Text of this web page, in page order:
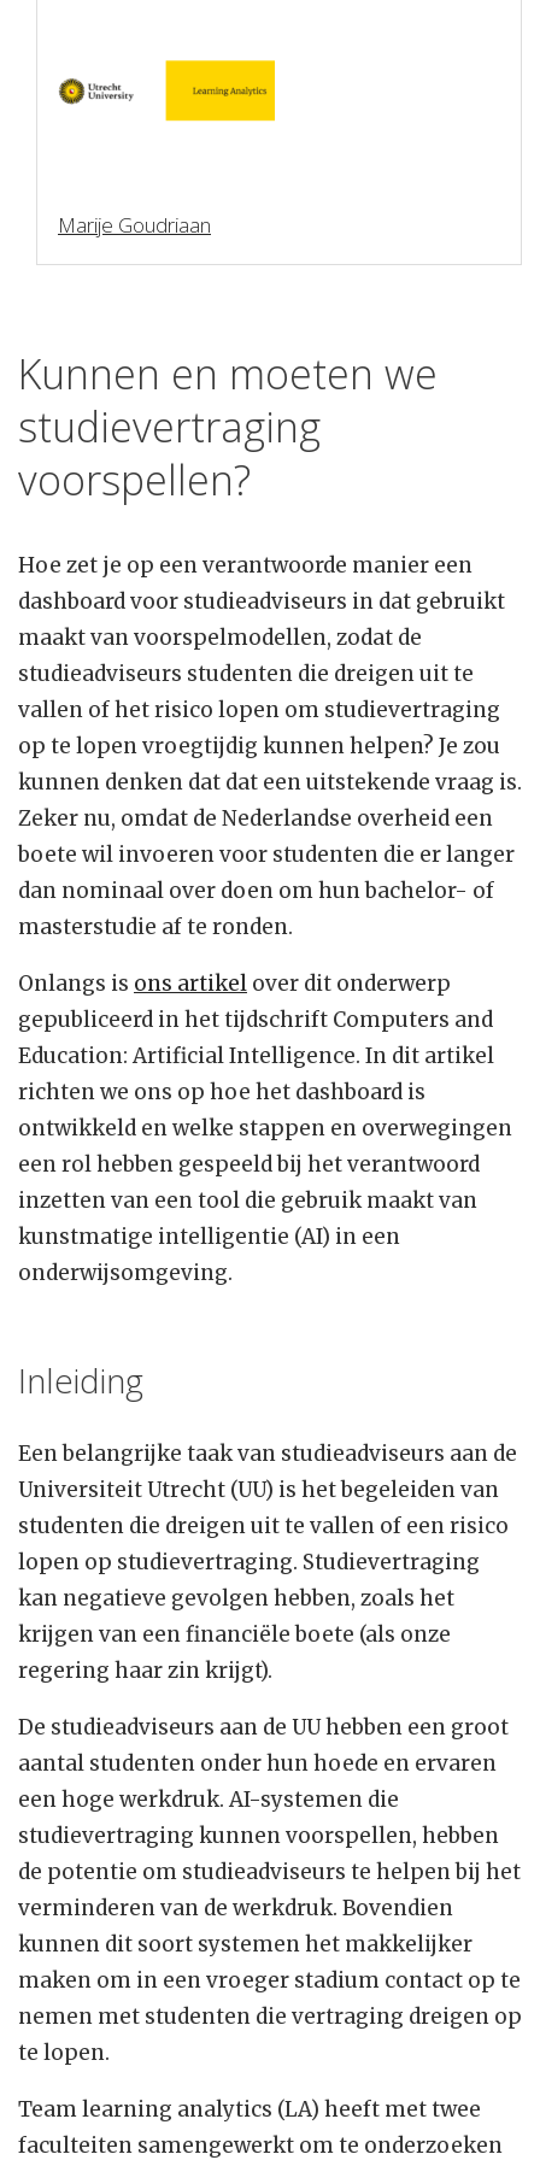
Marije Goudriaan
Kunnen en moeten we
studievertraging
voorspellen?
Hoe zet je op een verantwoorde manier een
dashboard voor studieadviseurs in dat gebruikt
maakt van voorspelmodellen, zodat de
studieadviseurs studenten die dreigen uit te
vallen of het risico lopen om studievertraging
op te lopen vroegtijdig kunnen helpen? Je zou
kunnen denken dat dat een uitstekende vraag is.
Zeker nu, omdat de Nederlandse overheid een
boete wil invoeren voor studenten die er langer
dan nominaal over doen om hun bachelor- of
masterstudie af te ronden.
Onlangs is ons artikel over dit onderwerp
gepubliceerd in het tijdschrift Computers and
Education: Artificial Intelligence. In dit artikel
richten we ons op hoe het dashboard is
ontwikkeld en welke stappen en overwegingen
een rol hebben gespeeld bij het verantwoord
inzetten van een tool die gebruik maakt van
kunstmatige intelligentie (AI) in een
onderwijsomgeving.
Inleiding
Een belangrijke taak van studieadviseurs aan de
Universiteit Utrecht (UU) is het begeleiden van
studenten die dreigen uit te vallen of een risico
lopen op studievertraging. Studievertraging
kan negatieve gevolgen hebben, zoals het
krijgen van een financiële boete (als onze
regering haar zin krijgt).
De studieadviseurs aan de UU hebben een groot
aantal studenten onder hun hoede en ervaren
een hoge werkdruk. AI-systemen die
studievertraging kunnen voorspellen, hebben
de potentie om studieadviseurs te helpen bij het
verminderen van de werkdruk. Bovendien
kunnen dit soort systemen het makkelijker
maken om in een vroeger stadium contact op te
nemen met studenten die vertraging dreigen op
te lopen.
Team learning analytics (LA) heeft met twee
faculteiten samengewerkt om te onderzoeken